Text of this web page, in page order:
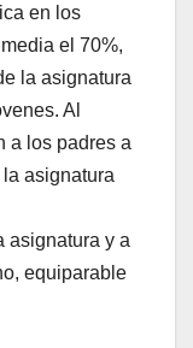
en los
el 70%,
la asignatura
Al
a los padres a
asignatura
asignatura y a
equiparable